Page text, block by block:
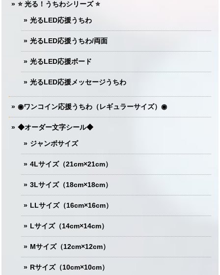
⭐️ 光る！うちわシリーズ ⭐️
光るLED応援うちわ
光るLED応援うちわ/両面
光るLED応援ボード
光るLED応援メッセージうちわ
◉ワンコイン応援うちわ（レギュラーサイズ）◉
◆オーダー文字シール◆
ジャンボサイズ
4Lサイズ（21cm×21cm）
3Lサイズ（18cm×18cm）
LLサイズ（16cm×16cm）
Lサイズ（14cm×14cm）
Mサイズ（12cm×12cm）
Rサイズ（10cm×10cm）